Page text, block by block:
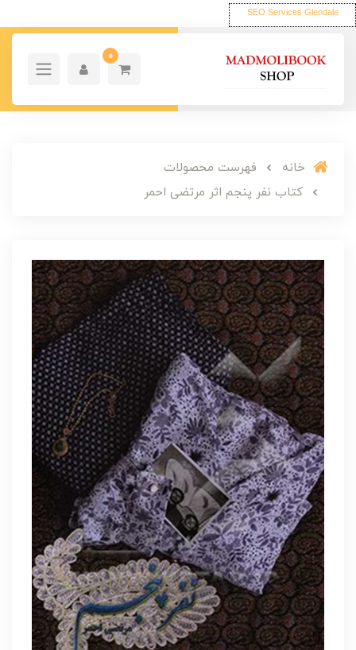
SEO Services Glendale
0
خانه
فهرست محصولات
کتاب نفر پنجم اثر مرتضی احمر